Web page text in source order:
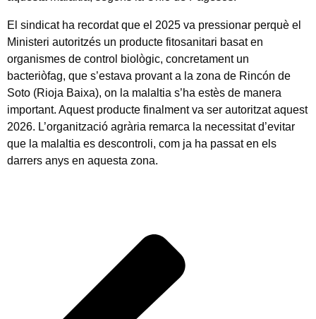
El sindicat ha recordat que el 2025 va pressionar perquè el
Ministeri autoritzés un producte fitosanitari basat en
organismes de control biològic, concretament un
bacteriòfag, que s’estava provant a la zona de Rincón de
Soto (Rioja Baixa), on la malaltia s’ha estès de manera
important. Aquest producte finalment va ser autoritzat aquest
2026. L’organització agrària remarca la necessitat d’evitar
que la malaltia es descontroli, com ja ha passat en els
darrers anys en aquesta zona.